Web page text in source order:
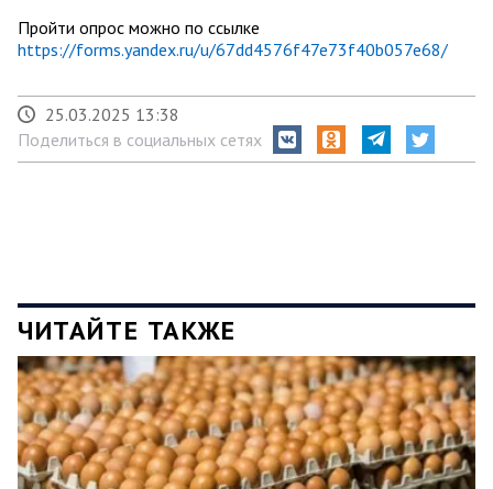
Пройти опрос можно по ссылке
https://forms.yandex.ru/u/67dd4576f47e73f40b057e68/
25.03.2025 13:38
Поделиться в социальных сетях
ЧИТАЙТЕ ТАКЖЕ